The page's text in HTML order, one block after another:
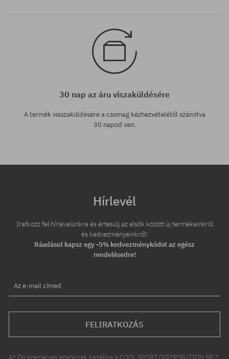
30 nap az áru viszaküldésére
A termék visszaküldésére a csomag kézhezvételétől számítva
30 napod van.
Hírlevél
Iratkozz fel hírlevelünkre és értesülj az elsők között új termékeinkről
és kedvezményeinkről!
Ráadásul kapsz egy -5% kedvezménykódot az egész
rendelésedre!
Az e-mail címed
FELIRATKOZÁS
Az Ön személyes adatainak kezelője a COOL SPORT DISTRIBUTION SP Z